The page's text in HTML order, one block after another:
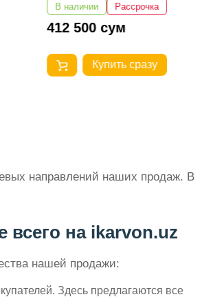
В наличии Рассрочка
412 500 сум
Купить сразу
направлений наших продаж. В
всего на ikarvon.uz
нашей продажи:
Здесь предлагаются все